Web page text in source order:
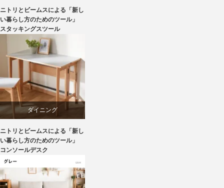
ニトリ
ビーチ
ブランディング
マーケティング
ライフスタイル
ニトリとビームスによる「新し
い暮らし方のためのツール」
スタッキングスツール
ダイニング
テーブル
ニトリとビームスによる「新し
い暮らし方のためのツール」
コンソールデスク